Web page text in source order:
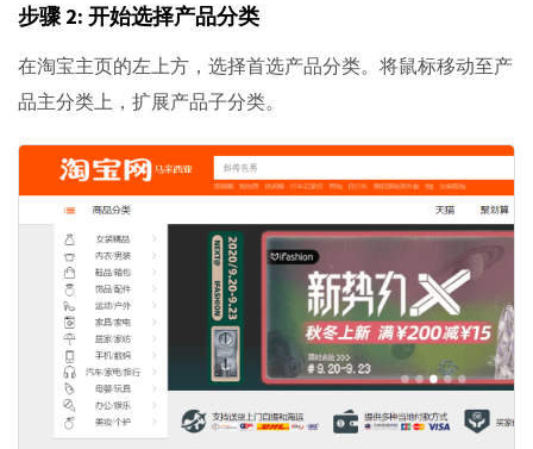
步骤 2: 开始选择产品分类
在淘宝主页的左上方，选择首选产品分类。将鼠标移动至产
品主分类上，扩展产品子分类。